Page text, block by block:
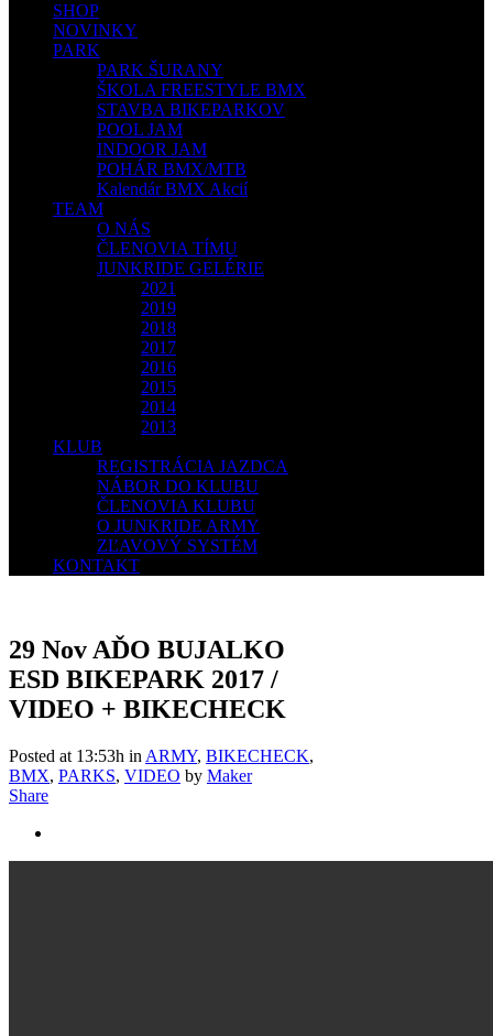
SHOP
NOVINKY
PARK
PARK ŠURANY
ŠKOLA FREESTYLE BMX
STAVBA BIKEPARKOV
POOL JAM
INDOOR JAM
POHÁR BMX/MTB
Kalendár BMX Akcií
TEAM
O NÁS
ČLENOVIA TÍMU
JUNKRIDE GELÉRIE
2021
2019
2018
2017
2016
2015
2014
2013
KLUB
REGISTRÁCIA JAZDCA
NÁBOR DO KLUBU
ČLENOVIA KLUBU
O JUNKRIDE ARMY
ZĽAVOVÝ SYSTÉM
KONTAKT
29 Nov AĎO BUJALKO
ESD BIKEPARK 2017 /
VIDEO + BIKECHECK
Posted at 13:53h in ARMY, BIKECHECK,
BMX, PARKS, VIDEO by Maker
Share